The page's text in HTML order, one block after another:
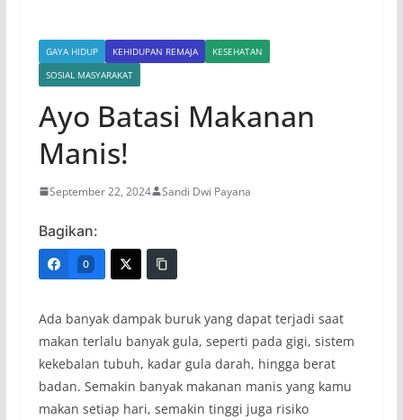
GAYA HIDUP KEHIDUPAN REMAJA
KESEHATAN
SOSIAL MASYARAKAT
Ayo Batasi Makanan
Manis!
September 22, 2024 Sandi Dwi Payana
Bagikan:
0
Ada banyak dampak buruk yang dapat terjadi saat
makan terlalu banyak gula, seperti pada gigi, sistem
kekebalan tubuh, kadar gula darah, hingga berat
badan. Semakin banyak makanan manis yang kamu
makan setiap hari, semakin tinggi juga risiko